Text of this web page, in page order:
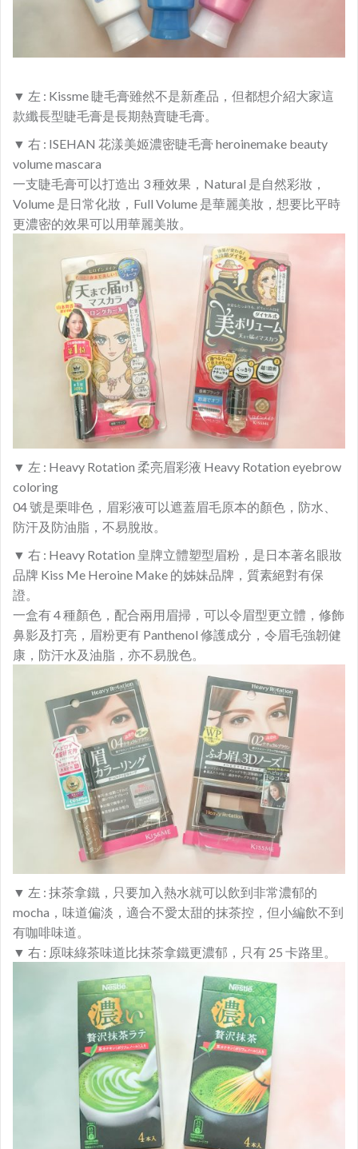
▼ 左 : Kissme 睫毛膏雖然不是新產品，但都想介紹大家這
款纖長型睫毛膏是長期熱賣睫毛膏。
▼ 右 : ISEHAN 花漾美姬濃密睫毛膏 heroinemake beauty
volume mascara
一支睫毛膏可以打造出 3 種效果，Natural 是自然彩妝，
Volume 是日常化妝，Full Volume 是華麗美妝，想要比平時
更濃密的效果可以用華麗美妝。
▼ 左 : Heavy Rotation 柔亮眉彩液 Heavy Rotation eyebrow
coloring
04 號是栗啡色，眉彩液可以遮蓋眉毛原本的顏色，防水、
防汗及防油脂，不易脫妝。
▼ 右 : Heavy Rotation 皇牌立體塑型眉粉，是日本著名眼妝
品牌 Kiss Me Heroine Make 的姊妹品牌，質素絕對有保
證。
一盒有 4 種顏色，配合兩用眉掃，可以令眉型更立體，修飾
鼻影及打亮，眉粉更有 Panthenol 修護成分，令眉毛強韌健
康，防汗水及油脂，亦不易脫色。
▼ 左 : 抹茶拿鐵，只要加入熱水就可以飲到非常濃郁的
mocha，味道偏淡，適合不愛太甜的抹茶控，但小編飲不到
有咖啡味道。
▼ 右 : 原味綠茶味道比抹茶拿鐵更濃郁，只有 25 卡路里。